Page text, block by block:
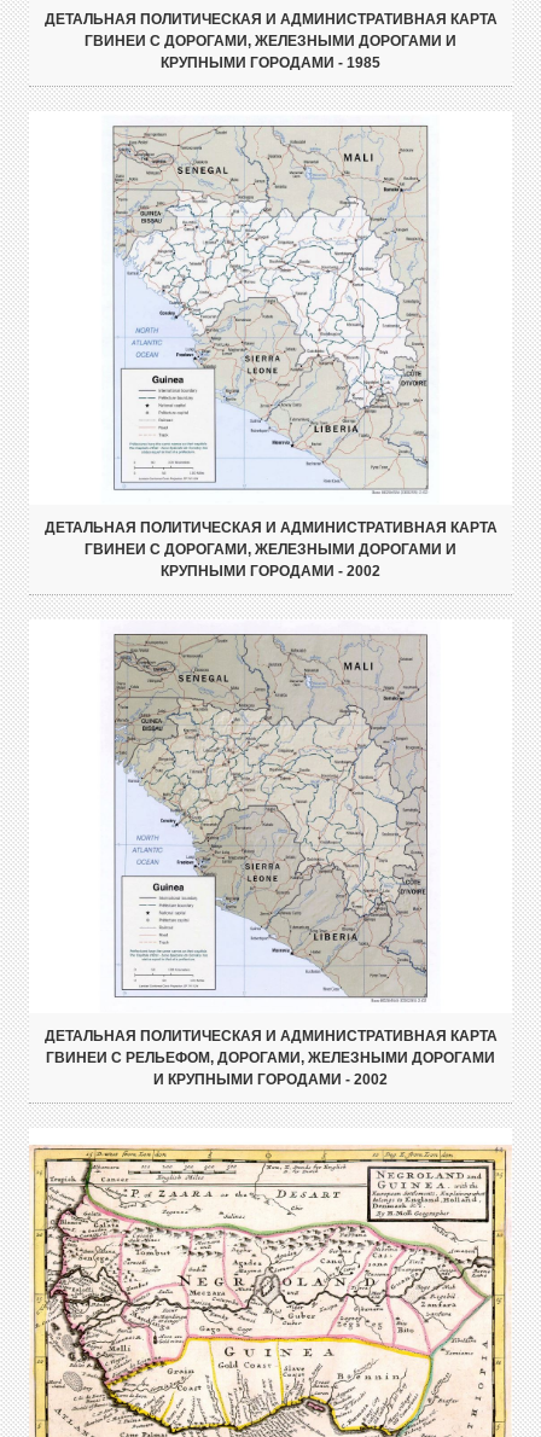
ДЕТАЛЬНАЯ ПОЛИТИЧЕСКАЯ И АДМИНИСТРАТИВНАЯ КАРТА
ГВИНЕИ С ДОРОГАМИ, ЖЕЛЕЗНЫМИ ДОРОГАМИ И
КРУПНЫМИ ГОРОДАМИ - 1985
ДЕТАЛЬНАЯ ПОЛИТИЧЕСКАЯ И АДМИНИСТРАТИВНАЯ КАРТА
ГВИНЕИ С ДОРОГАМИ, ЖЕЛЕЗНЫМИ ДОРОГАМИ И
КРУПНЫМИ ГОРОДАМИ - 2002
ДЕТАЛЬНАЯ ПОЛИТИЧЕСКАЯ И АДМИНИСТРАТИВНАЯ КАРТА
ГВИНЕИ С РЕЛЬЕФОМ, ДОРОГАМИ, ЖЕЛЕЗНЫМИ ДОРОГАМИ
И КРУПНЫМИ ГОРОДАМИ - 2002